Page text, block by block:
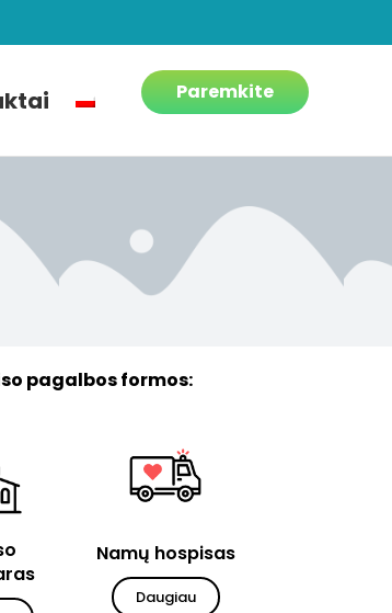
Paremkite
pagalbos formos:
Namų hospisas
Daugiau